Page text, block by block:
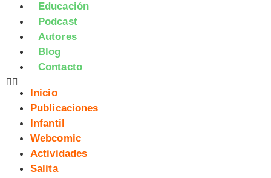
Educación
Podcast
Autores
Blog
Contacto
Inicio
Publicaciones
Infantil
Webcomic
Actividades
Salita